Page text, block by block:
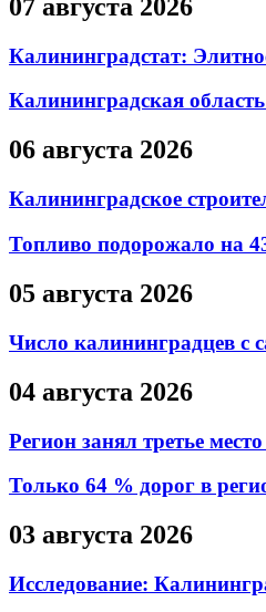
07 августа 2026
Калининградстат:
Калининградская
06 августа 2026
Калининградское
Топливо подорожало на
05 августа 2026
Число калининградцев с
04 августа 2026
Регион занял третье
Только 64 % дорог в
03 августа 2026
Исследование: